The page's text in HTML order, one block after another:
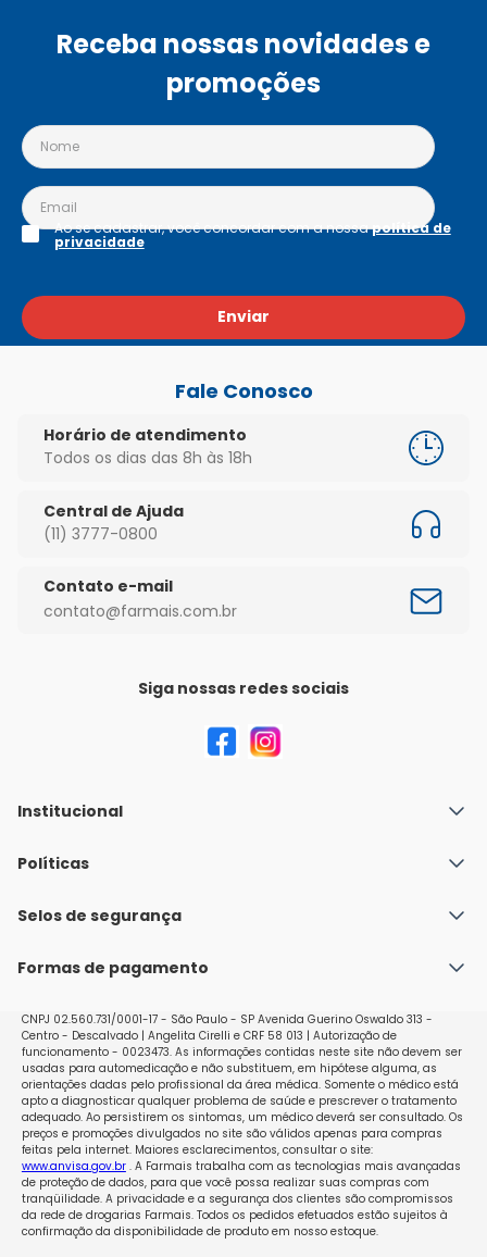
Receba nossas novidades e
promoções
Enviar
Ao se cadastrar, você concordar com a nossapolítica de
privacidade
Fale Conosco
Horário de atendimento
Todos os dias das 8h às 18h
Central de Ajuda
(11) 3777-0800
Contato e-mail
contato@farmais.com.br
Siga nossas redes sociais
Institucional
Quem Somos
Nossas lojas
Políticas
Política de Envio
Políticas de Trocas e Devoluções
Selos de segurança
Formas de pagamento
CNPJ 02.560.731/0001-17 - São Paulo - SP Avenida Guerino Oswaldo 313 -
Centro - Descalvado | Angelita Cirelli e CRF 58 013 | Autorização de
funcionamento - 0023473. As informações contidas neste site não devem ser
usadas para automedicação e não substituem, em hipótese alguma, as
orientações dadas pelo profissional da área médica. Somente o médico está
apto a diagnosticar qualquer problema de saúde e prescrever o tratamento
adequado. Ao persistirem os sintomas, um médico deverá ser consultado. Os
preços e promoções divulgados no site são válidos apenas para compras
feitas pela internet. Maiores esclarecimentos, consultar o site:
www.anvisa.gov.br. A Farmais trabalha com as tecnologias mais avançadas
de proteção de dados, para que você possa realizar suas compras com
tranqüilidade. A privacidade e a segurança dos clientes são compromissos
da rede de drogarias Farmais. Todos os pedidos efetuados estão sujeitos à
confirmação da disponibilidade de produto em nosso estoque.